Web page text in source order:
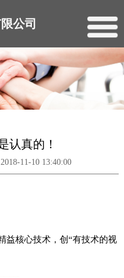
公司
认真的！
11-10 13:40:00
益核心技术，创“有技术的视